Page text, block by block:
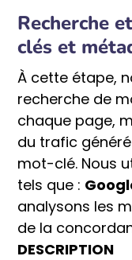
Recherche
clés et
À cette étape,
recherche de
chaque page,
du trafic
mot-clé. Nous
tels que :
analysons les
de la
DESCRIPTION